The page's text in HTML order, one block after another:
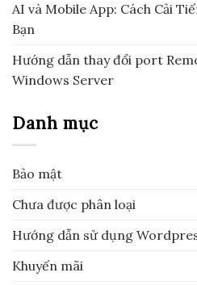
AI và Mobile App: Cách Cải
Bạn
Hướng dẫn thay đổi port
Windows Server
Danh mục
Bảo mật
Chưa được phân loại
Hướng dẫn sử dụng
Khuyến mãi